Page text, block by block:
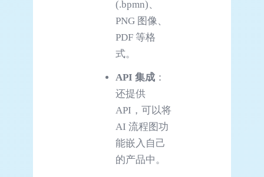
(.bpmn)、
PNG 图像、
PDF 等格
式。
API 集成 ：
还提供
API，可以将
AI 流程图功
能嵌入自己
的产品中。